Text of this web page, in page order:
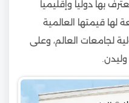
بها دوليا وإقليميا
قيمتها العالمية
لجامعات العالم، وعلى